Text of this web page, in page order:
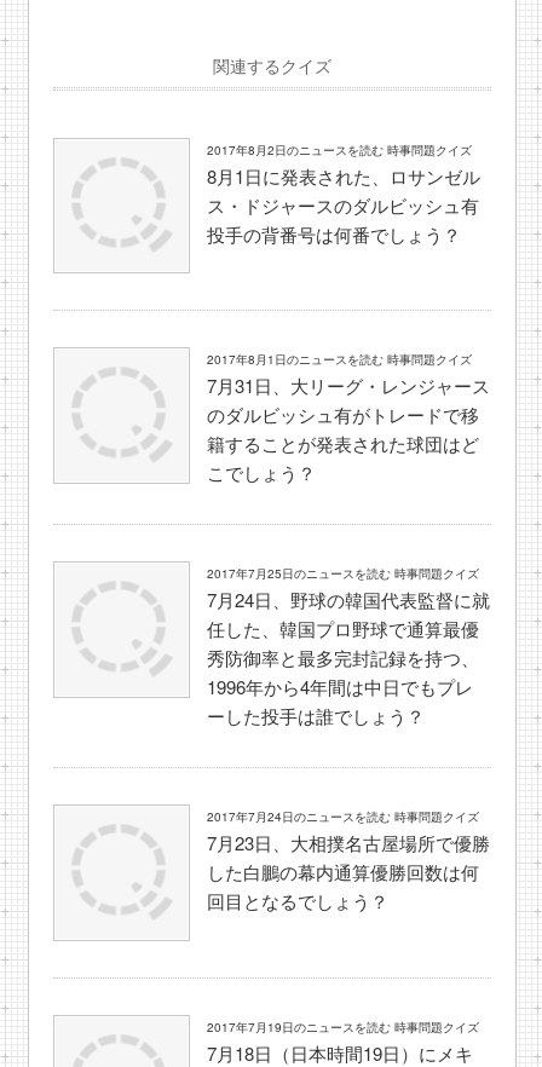
関連するクイズ
2017年8月2日のニュースを読む 時事問題クイズ
8月1日に発表された、ロサンゼル
ス・ドジャースのダルビッシュ有
投手の背番号は何番でしょう？
2017年8月1日のニュースを読む 時事問題クイズ
7月31日、大リーグ・レンジャース
のダルビッシュ有がトレードで移
籍することが発表された球団はど
こでしょう？
2017年7月25日のニュースを読む 時事問題クイズ
7月24日、野球の韓国代表監督に就
任した、韓国プロ野球で通算最優
秀防御率と最多完封記録を持つ、
1996年から4年間は中日でもプレ
ーした投手は誰でしょう？
2017年7月24日のニュースを読む 時事問題クイズ
7月23日、大相撲名古屋場所で優勝
した白鵬の幕内通算優勝回数は何
回目となるでしょう？
2017年7月19日のニュースを読む 時事問題クイズ
7月18日（日本時間19日）にメキ